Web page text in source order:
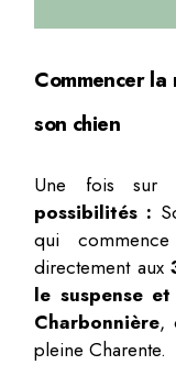
Commencer
son chien
Une fois sur
possibilités :
qui
directement aux
le suspense
Charbonnière,
pleine Charente.